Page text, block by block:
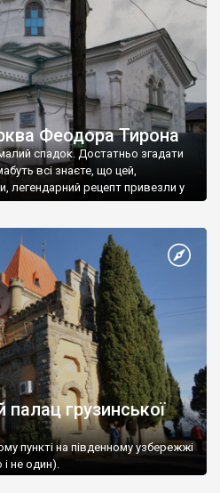
Феодора Тирона
спадок. Достатньо згадати
всі знаєте, що цей,
легендарний рецепт привезли у
грузинської
пункті на південному узбережжі
і не один).